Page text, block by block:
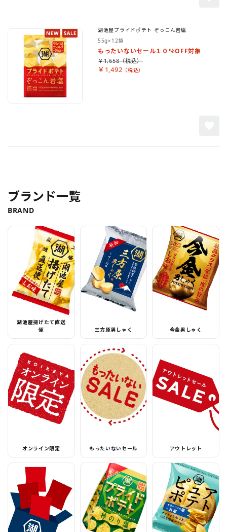
湖池屋プライドポテト ぞっこん岩塩
55g×12袋
もったいないセール１０％OFF対象
￥1,492
￥1,658
ブランド一覧
BRAND
湖池屋揚げたて直送
便
三方原男しゃく 今金男しゃく
オンライン限定 もったいないセール アウトレット